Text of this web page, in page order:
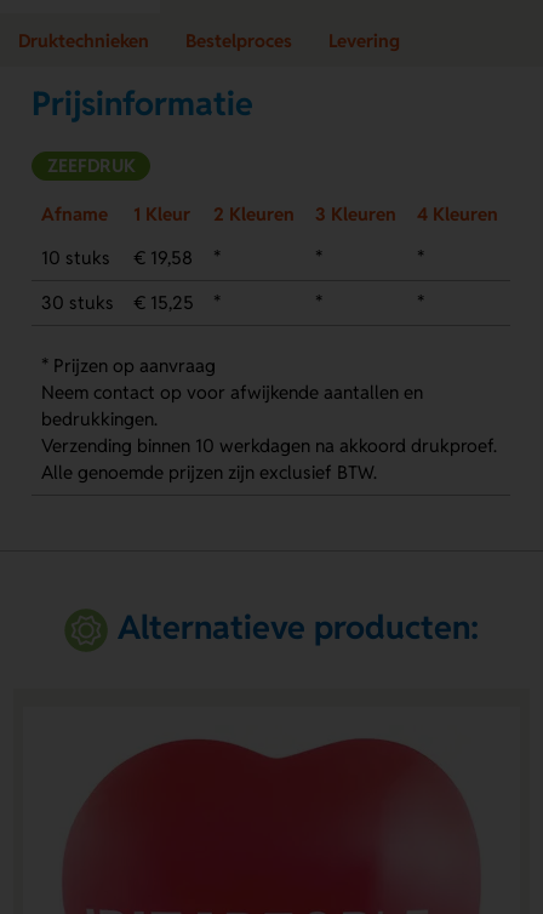
Druktechnieken Bestelproces Levering
Prijsinformatie
ZEEFDRUK
Afname 1 Kleur 2 Kleuren 3 Kleuren
4 Kleuren
10 stuks
€ 19,58 * *
*
30 stuks
€ 15,25 * * *
* Prijzen op aanvraag
Neem contact op voor afwijkende aantallen en
bedrukkingen.
Verzending binnen 10 werkdagen na akkoord drukproef.
Alle genoemde prijzen zijn exclusief BTW.
Alternatieve producten: